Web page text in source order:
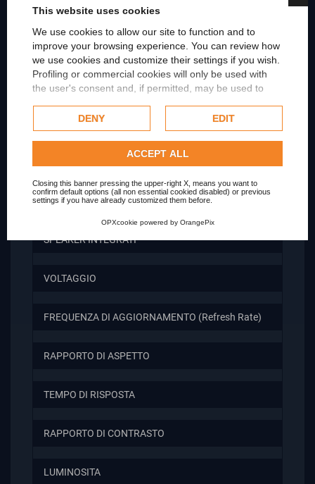
This website uses cookies
We use cookies to allow our site to function and to
improve your browsing experience. You can review how
we use cookies and customize their settings if you wish.
Profiling or commercial cookies will only be used with
the user's consent and, if permitted, may be used to
Google uses collected data, please refer toGoogle's
Privacy Policy.
Check our extended cookie policy.
DENY EDIT
ACCEPT ALL
Closing this banner pressing the upper-right X, means you want to
confirm default options (all non essential cookied disabled) or previous
settings if you have already customized them before.
OPXcookie powered by OrangePix
RISOLUZIONE FOTOCAMERA
DIMENSIONI VESA
SINCRONIZZAZIONE ADATTIVA (V-Sync)
TOUCHSCREEN
PIVOT
SPEAKER INTEGRATI
VOLTAGGIO
FREQUENZA DI AGGIORNAMENTO (Refresh Rate)
RAPPORTO DI ASPETTO
TEMPO DI RISPOSTA
RAPPORTO DI CONTRASTO
LUMINOSITA